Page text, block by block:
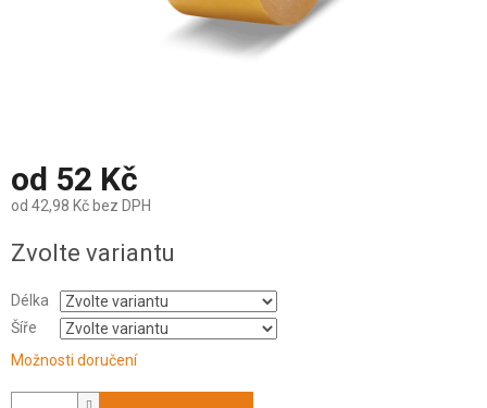
od 52 Kč
od 42,98 Kč bez DPH
cena:
Zvolte variantu
Délka
Šíře
Možnosti doručení